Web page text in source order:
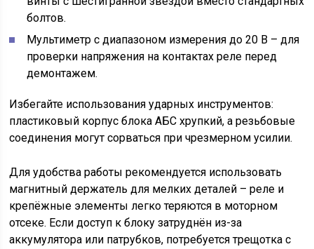
болтов.
Мультиметр с диапазоном измерения до 20 В – для
проверки напряжения на контактах реле перед
демонтажем.
Избегайте использования ударных инструментов:
пластиковый корпус блока АБС хрупкий, а резьбовые
соединения могут сорваться при чрезмерном усилии.
Для удобства работы рекомендуется использовать
магнитный держатель для мелких деталей – реле и
крепёжные элементы легко теряются в моторном
отсеке. Если доступ к блоку затруднён из-за
аккумулятора или патрубков, потребуется трещотка с